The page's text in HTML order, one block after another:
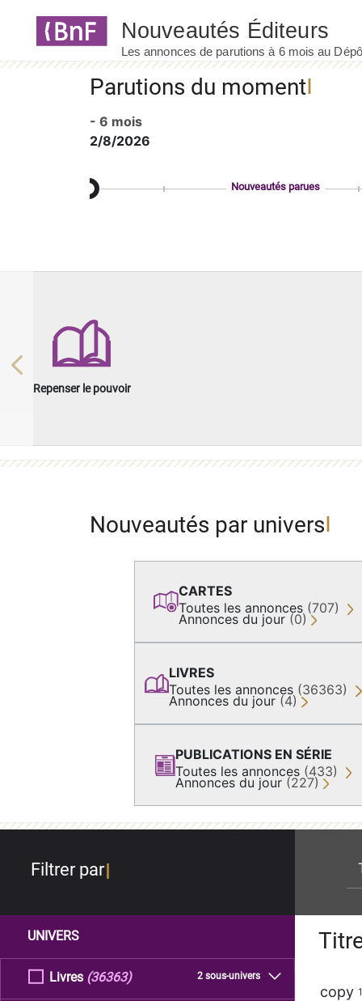
Parutions du moment
- 6 mois
2/8/2026
Nouveautés parues
Repenser le pouvoir
Previous
Nouveautés par univers
CARTES
Toutes les annonces (707)
Annonces du jour (0)
LIVRES
Toutes les annonces (36363)
Annonces du jour (4)
PUBLICATIONS EN SÉRIE
Toutes les annonces (433)
Annonces du jour (227)
Filtrer par
UNIVERS
Livres 2 sous-univers
(36363)
copy